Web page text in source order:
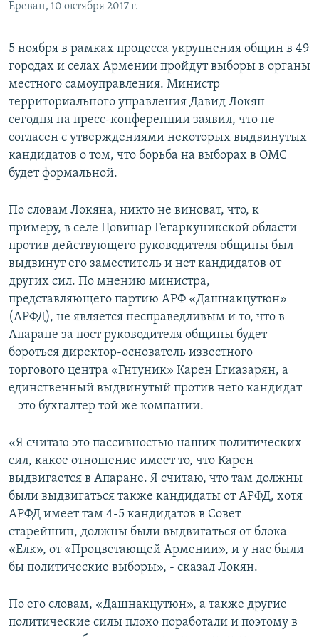
Ереван, 10 октября 2017 г.
5 ноября в рамках процесса укрупнения общин в 49
городах и селах Армении пройдут выборы в органы
местного самоуправления. Министр
территориального управления Давид Локян
сегодня на пресс-конференции заявил, что не
согласен с утверждениями некоторых выдвинутых
кандидатов о том, что борьба на выборах в ОМС
будет формальной.
По словам Локяна, никто не виноват, что, к
примеру, в селе Цовинар Гегаркуникской области
против действующего руководителя общины был
выдвинут его заместитель и нет кандидатов от
других сил. По мнению министра,
представляющего партию АРФ «Дашнакцутюн»
(АРФД), не является несправедливым и то, что в
Апаране за пост руководителя общины будет
бороться директор-основатель известного
торгового центра «Гнтуник» Карен Егиазарян, а
единственный выдвинутый против него кандидат
– это бухгалтер той же компании.
«Я считаю это пассивностью наших политических
сил, какое отношение имеет то, что Карен
выдвигается в Апаране. Я считаю, что там должны
были выдвигаться также кандидаты от АРФД, хотя
АРФД имеет там 4-5 кандидатов в Совет
старейшин, должны были выдвигаться от блока
«Елк», от «Процветающей Армении», и у нас были
бы политические выборы», - сказал Локян.
По его словам, «Дашнакцутюн», а также другие
политические силы плохо поработали и поэтому в